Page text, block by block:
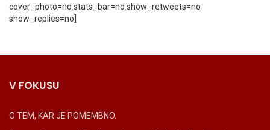
cover_photo=no stats_bar=no show_retweets=no
show_replies=no]
V FOKUSU
O TEM, KAR JE POMEMBNO.